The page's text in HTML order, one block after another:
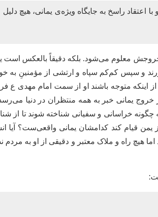
راسخ به جایگاه ویژه‌ی یمانی، هیچ دلیل
خروجش معلوم می‌شود. بلکه دقیقاً بالعکس است
و سپس کم‌کم سپاه و ارتشی از مؤمنینِ به
اینکه متوجه باشند او از سمت امام مهدی ع
خروج یمانی خبر به همه منتظران در دنیا
که چگونه خراسانی و سفیانی شناخته شوند تا از
یمن قیام کند کدامشان یمانی واقعی‌ست؟ آیا
راه و ملاک معتبر و دقیقی از او به مردم